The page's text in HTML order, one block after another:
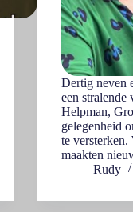
Dertig neven
een
Helpman,
gelegenheid
te versterken.
maakten
Rudy